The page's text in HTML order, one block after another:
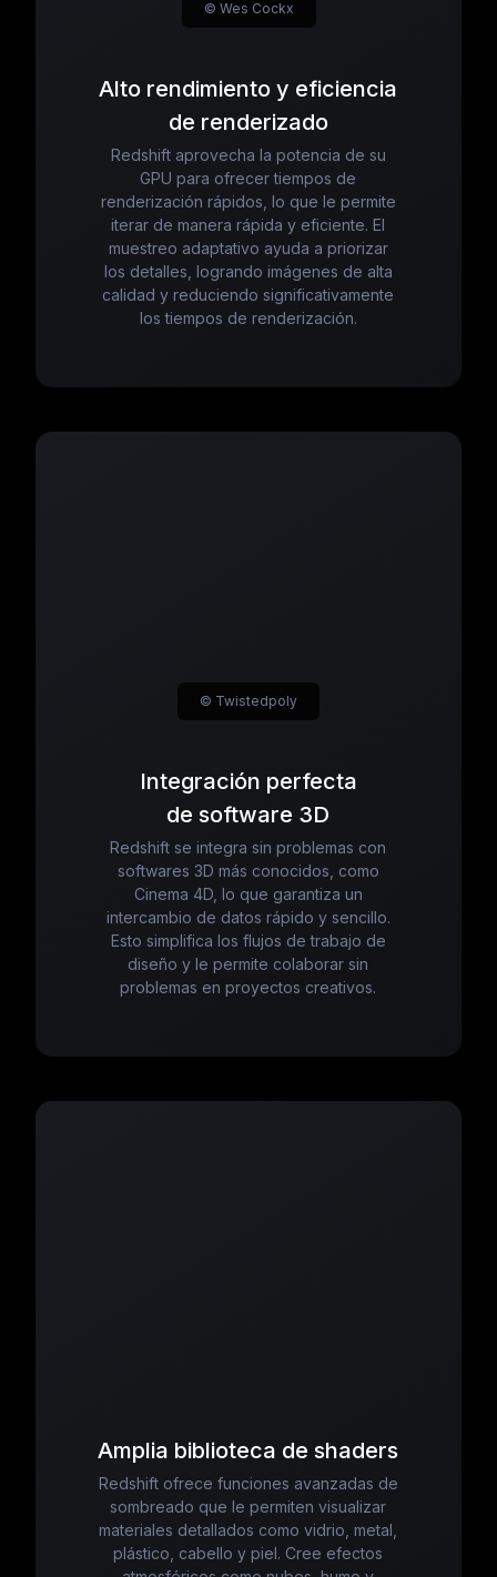
Alto rendimiento y eficiencia
de renderizado
Redshift aprovecha la potencia de su
GPU para ofrecer tiempos de
renderización rápidos, lo que le permite
iterar de manera rápida y eficiente. El
muestreo adaptativo ayuda a priorizar
los detalles, logrando imágenes de alta
calidad y reduciendo significativamente
los tiempos de renderización.
© Wes Cockx
Integración perfecta
de software 3D
Redshift se integra sin problemas con
softwares 3D más conocidos, como
Cinema 4D, lo que garantiza un
intercambio de datos rápido y sencillo.
Esto simplifica los flujos de trabajo de
diseño y le permite colaborar sin
problemas en proyectos creativos.
© Twistedpoly
Amplia biblioteca de shaders
Redshift ofrece funciones avanzadas de
sombreado que le permiten visualizar
materiales detallados como vidrio, metal,
plástico, cabello y piel. Cree efectos